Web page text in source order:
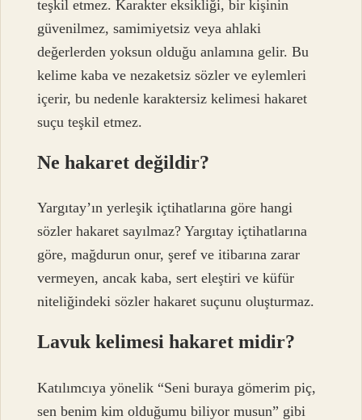
teşkil etmez. Karakter eksikliği, bir kişinin
güvenilmez, samimiyetsiz veya ahlaki
değerlerden yoksun olduğu anlamına gelir. Bu
kelime kaba ve nezaketsiz sözler ve eylemleri
içerir, bu nedenle karaktersiz kelimesi hakaret
suçu teşkil etmez.
Ne hakaret değildir?
Yargıtay’ın yerleşik içtihatlarına göre hangi
sözler hakaret sayılmaz? Yargıtay içtihatlarına
göre, mağdurun onur, şeref ve itibarına zarar
vermeyen, ancak kaba, sert eleştiri ve küfür
niteliğindeki sözler hakaret suçunu oluşturmaz.
Lavuk kelimesi hakaret midir?
Katılımcıya yönelik “Seni buraya gömerim piç,
sen benim kim olduğumu biliyor musun” gibi